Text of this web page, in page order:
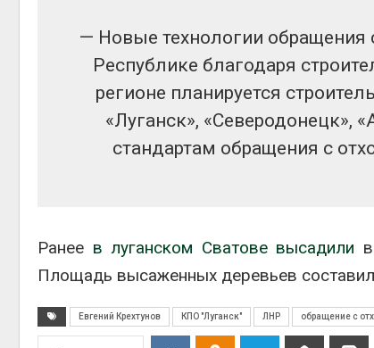
—‬ Новые технологии обращения
Республике благодаря
регионе планируется
«Луганск», «Северодонецк»,
стандартам обращения с
Ранее в луганском Сватове высадили
Площадь высаженных деревьев
Евгений Крехтунов КПО "Луганск" ЛНР обращение с